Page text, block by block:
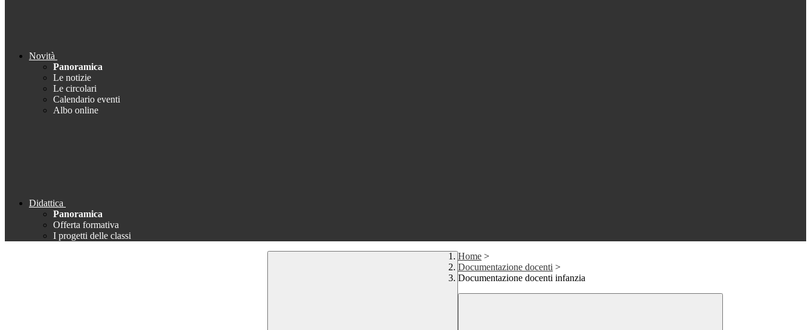
Novità
Panoramica
Le notizie
Le circolari
Calendario eventi
Albo online
Didattica
Panoramica
Offerta formativa
I progetti delle classi
Home >
Documentazione docenti >
Documentazione docenti infanzia